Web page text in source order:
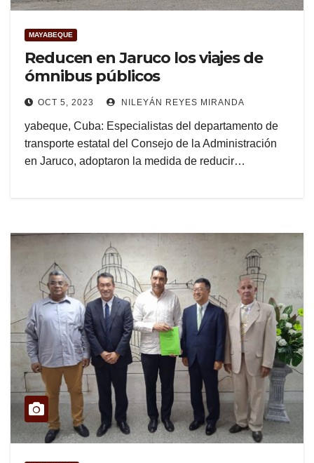
MAYABEQUE
Reducen en Jaruco los viajes de
ómnibus públicos
OCT 5, 2023 NILEYÁN REYES MIRANDA
yabeque, Cuba: Especialistas del departamento de
transporte estatal del Consejo de la Administración
en Jaruco, adoptaron la medida de reducir…